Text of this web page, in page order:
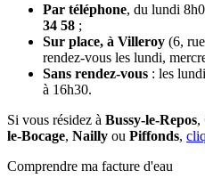
Par téléphone, du lundi
34 58 ;
Sur place, à Villeroy (6,
rendez-vous les lundi,
Sans rendez-vous : les
à 16h30.
Si vous résidez à Bussy-le-Repos,
le-Bocage, Nailly ou Piffonds,
Comprendre ma facture d'eau